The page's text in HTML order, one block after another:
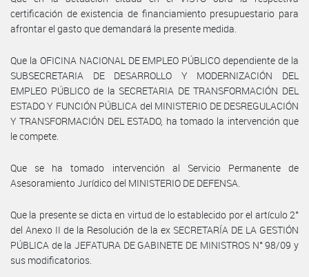
certificación de existencia de financiamiento presupuestario para
afrontar el gasto que demandará la presente medida.
Que la OFICINA NACIONAL DE EMPLEO PÚBLICO dependiente de la
SUBSECRETARIA DE DESARROLLO Y MODERNIZACIÓN DEL
EMPLEO PÚBLICO de la SECRETARIA DE TRANSFORMACIÓN DEL
ESTADO Y FUNCIÓN PÚBLICA del MINISTERIO DE DESREGULACIÓN
Y TRANSFORMACIÓN DEL ESTADO, ha tomado la intervención que
le compete.
Que se ha tomado intervención al Servicio Permanente de
Asesoramiento Jurídico del MINISTERIO DE DEFENSA.
Que la presente se dicta en virtud de lo establecido por el artículo 2°
del Anexo II de la Resolución de la ex SECRETARÍA DE LA GESTIÓN
PÚBLICA de la JEFATURA DE GABINETE DE MINISTROS N° 98/09 y
sus modificatorios.